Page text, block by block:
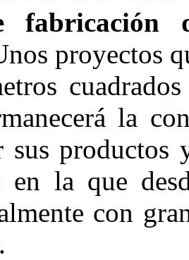
fabricación
proyectos
la
sus
en la que
con